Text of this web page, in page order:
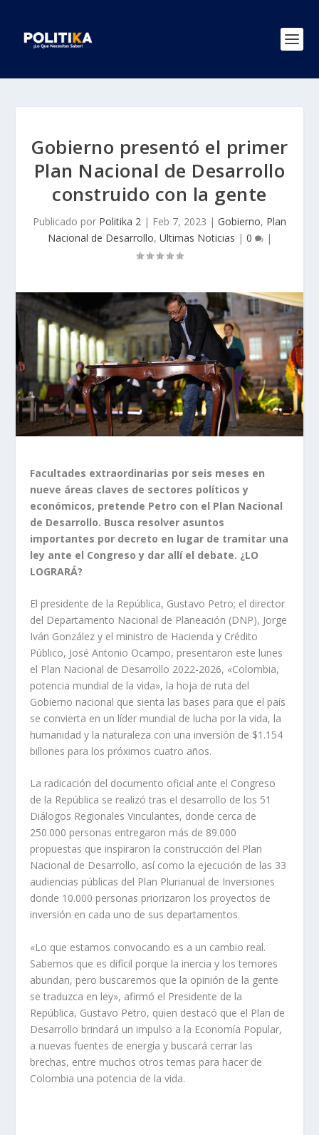
Gobierno presentó el primer
Plan Nacional de Desarrollo
construido con la gente
Publicado por Politika 2 | Feb 7, 2023 | Gobierno, Plan
Nacional de Desarrollo, Ultimas Noticias | 0 |
Facultades extraordinarias por seis meses en
nueve áreas claves de sectores políticos y
económicos, pretende Petro con el Plan Nacional
de Desarrollo. Busca resolver asuntos
importantes por decreto en lugar de tramitar una
ley ante el Congreso y dar allí el debate. ¿LO
LOGRARÁ?
El presidente de la República, Gustavo Petro; el director
del Departamento Nacional de Planeación (DNP), Jorge
Iván González y el ministro de Hacienda y Crédito
Público, José Antonio Ocampo, presentaron este lunes
el Plan Nacional de Desarrollo 2022-2026, «Colombia,
potencia mundial de la vida», la hoja de ruta del
Gobierno nacional que sienta las bases para que el país
se convierta en un líder mundial de lucha por la vida, la
humanidad y la naturaleza con una inversión de $1.154
billones para los próximos cuatro años.
La radicación del documento oficial ante el Congreso
de la República se realizó tras el desarrollo de los 51
Diálogos Regionales Vinculantes, donde cerca de
250.000 personas entregaron más de 89.000
propuestas que inspiraron la construcción del Plan
Nacional de Desarrollo, así como la ejecución de las 33
audiencias públicas del Plan Plurianual de Inversiones
donde 10.000 personas priorizaron los proyectos de
inversión en cada uno de sus departamentos.
«Lo que estamos convocando es a un cambio real.
Sabemos que es difícil porque la inercia y los temores
abundan, pero buscaremos que la opinión de la gente
se traduzca en ley», afirmó el Presidente de la
República, Gustavo Petro, quien destacó que el Plan de
Desarrollo brindará un impulso a la Economía Popular,
a nuevas fuentes de energía y buscará cerrar las
brechas, entre muchos otros temas para hacer de
Colombia una potencia de la vida.